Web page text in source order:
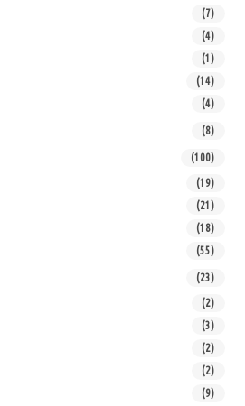
(7)
(4)
(1)
(14)
(4)
(8)
(100)
(19)
(21)
(18)
(55)
(23)
(2)
(3)
(2)
(2)
(9)